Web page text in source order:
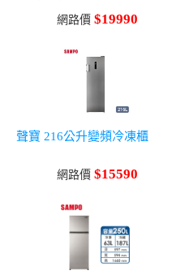
網路價 $19990
聲寶 216公升變頻冷凍櫃
網路價 $15590